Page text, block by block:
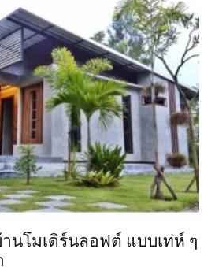
นโมเดิร์นลอฟต์ แบบเท่ห์ ๆ